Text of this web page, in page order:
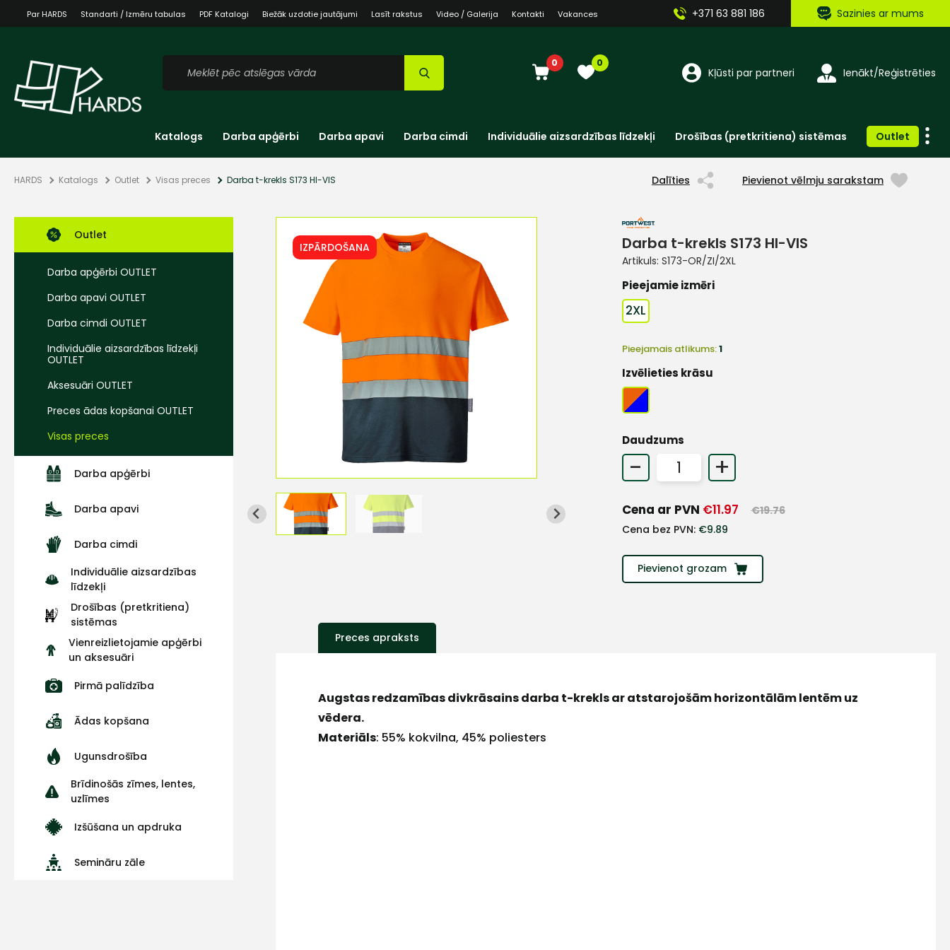
Par HARDS Standarti / Izmēru tabulas PDF Katalogi Biežāk uzdotie jautājumi Lasīt rakstus Video / Galerija Kontakti Vakances +371 63 881 186 Sazinies ar mums
0 0
Kļūsti par partneri Ienākt/Reģistrēties
Katalogs Darba apģērbi Darba apavi Darba cimdi Individuālie aizsardzības līdzekļi Drošības (pretkritiena) sistēmas Outlet
HARDS Katalogs Outlet Visas preces Darba t-krekls S173 HI-VIS Dalīties Pievienot vēlmju sarakstam
Outlet
Darba apģērbi OUTLET
Darba apavi OUTLET
Darba cimdi OUTLET
Individuālie aizsardzības līdzekļi
OUTLET
Aksesuāri OUTLET
Preces ādas kopšanai OUTLET
Visas preces
Darba apģērbi
Darba apavi
Darba cimdi
Individuālie aizsardzības
līdzekļi
Drošības (pretkritiena)
sistēmas
Vienreizlietojamie apģērbi
un aksesuāri
Pirmā palīdzība
Ādas kopšana
Ugunsdrošība
Brīdinošās zīmes, lentes,
uzlīmes
Izšūšana un apdruka
Semināru zāle
IZPĀRDOŠANA Darba t-krekls S173 HI-VIS
Artikuls: S173-OR/ZI/2XL
Pieejamie izmēri
2XL
Pieejamais atlikums:1
Izvēlieties krāsu
Daudzums
- +
Cena ar PVN €11.97 €19.76
Cena bez PVN: €9.89
Pievienot grozam
Preces apraksts
Augstas redzamības divkrāsains darba t-krekls ar atstarojošām horizontālām lentēm uz
vēdera.
Materiāls: 55% kokvilna, 45% poliesters
+